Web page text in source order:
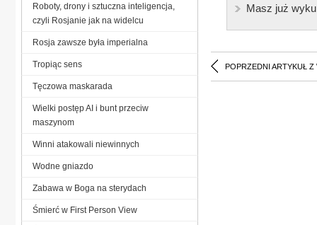
Masz już
POPRZEDNI ARTYKUŁ Z
Roboty, drony i sztuczna inteligencja,
czyli Rosjanie jak na widelcu
Rosja zawsze była imperialna
Tropiąc sens
Tęczowa maskarada
Wielki postęp AI i bunt przeciw
maszynom
Winni atakowali niewinnych
Wodne gniazdo
Zabawa w Boga na sterydach
Śmierć w First Person View